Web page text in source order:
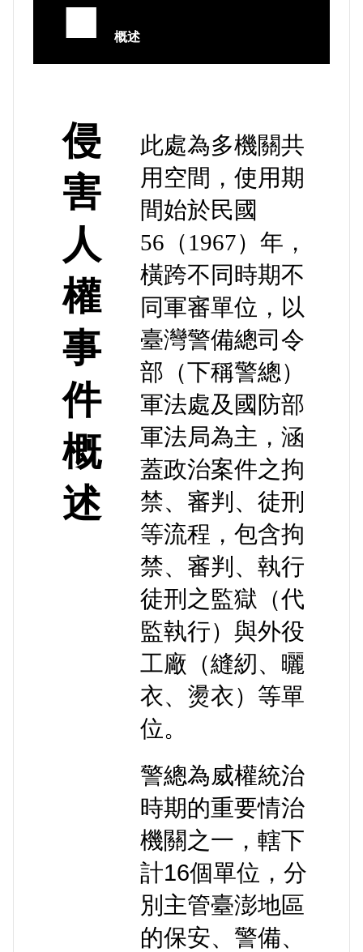
■ 概述
侵
害
人
權
事
件
概
述
此處為多機關共
用空間，使用期
間始於民國
56（1967）年，
橫跨不同時期不
同軍審單位，以
臺灣警備總司令
部（下稱警總）
軍法處及國防部
軍法局為主，涵
蓋政治案件之拘
禁、審判、徒刑
等流程，包含拘
禁、審判、執行
徒刑之監獄（代
監執行）與外役
工廠（縫紉、曬
衣、燙衣）等單
位。
警總為威權統治
時期的重要情治
機關之一，轄下
計16個單位，分
別主管臺澎地區
的保安、警備、